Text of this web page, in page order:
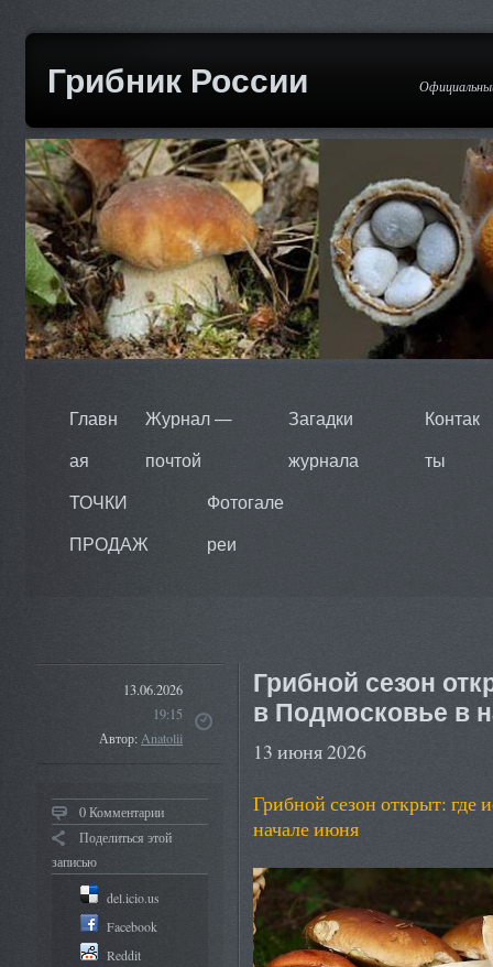
Грибник России
Главн
ая
Журнал —
почтой
Загадки
журнала
Контак
ты
ТОЧКИ
ПРОДАЖ
Фотогале
реи
13.06.2026
19:15
Автор:Anatolii
0 Комментарии
Поделиться этой
записью
del.icio.us
Facebook
Reddit
Грибной сезон
в Подмосковье в
13 июня 2026
Грибной сезон открыт: где
начале июня